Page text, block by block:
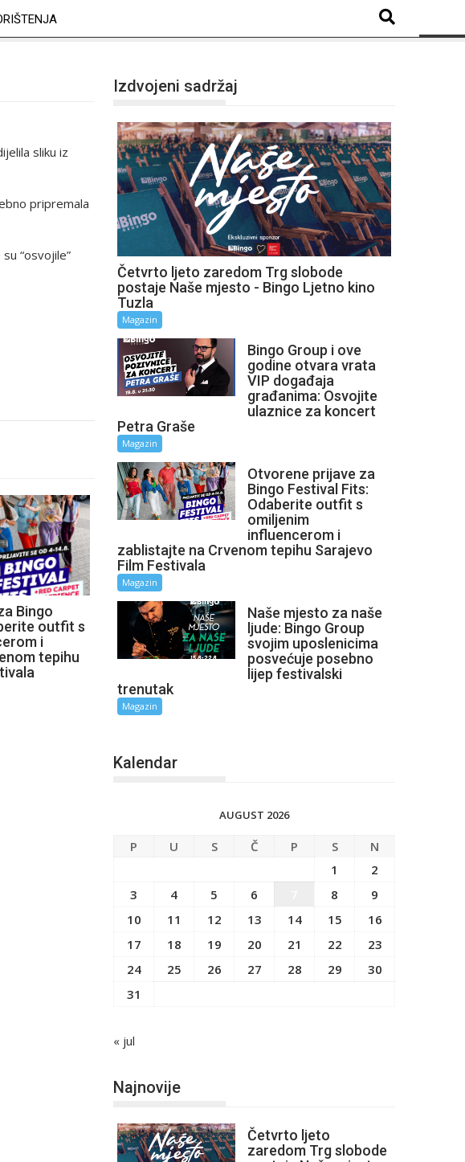
sliku iz
pripremala
“osvojile”
Bingo
outfit s
i
tepihu
Izdvojeni sadržaj
Četvrto ljeto zaredom Trg slobode
postaje Naše mjesto - Bingo Ljetno kino
Tuzla
Magazin
Bingo Group i ove
godine otvara vrata
VIP događaja
građanima: Osvojite
ulaznice za koncert
Petra Graše
Magazin
Otvorene prijave za
Bingo Festival Fits:
Odaberite outfit s
omiljenim
influencerom i
zablistajte na Crvenom tepihu Sarajevo
Film Festivala
Magazin
Naše mjesto za naše
ljude: Bingo Group
svojim uposlenicima
posvećuje posebno
lijep festivalski
trenutak
Magazin
Kalendar
AUGUST 2026
P U S Č P S
N
1
2
3
4 5 6 8
9
10
11 12 13 14 15
16
17
18 19 20 21 22
23
24
25 26 27 28 29
30
31
« jul
Najnovije
Četvrto ljeto
zaredom Trg slobode